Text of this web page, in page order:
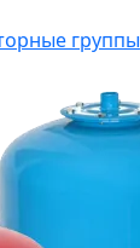
группы